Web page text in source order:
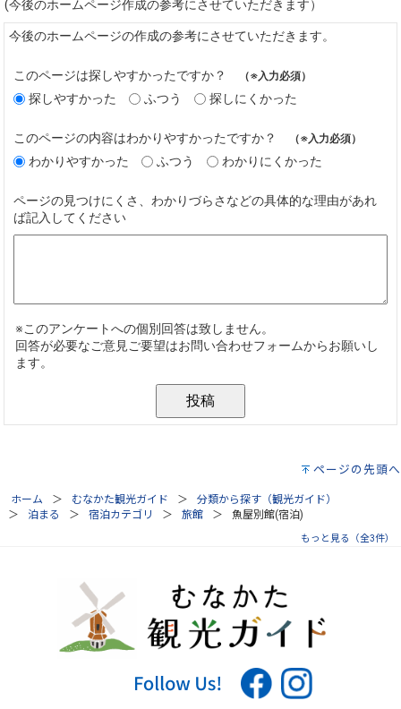
ページの先頭へ
ホーム むなかた観光ガイド
分類から探す（観光ガイド）
泊まる
宿泊カテゴリ 旅館 魚屋別館(宿泊)
もっと見る（全3件）